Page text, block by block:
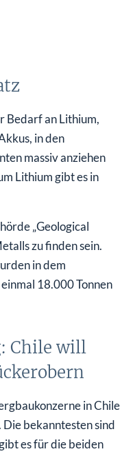
Bedarf an Lithium,
in den
massiv anziehen
Lithium gibt es in
„Geological
zu finden sein.
in dem
18.000 Tonnen
Chile will
in Chile
bekanntesten sind
es für die beiden